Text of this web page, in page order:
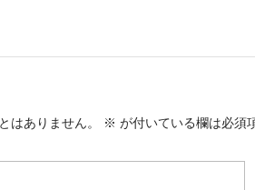
はありません。
※ が付いている欄は必須